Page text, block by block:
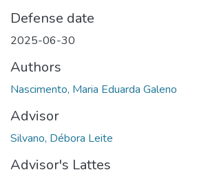
Defense date
2025-06-30
Authors
Nascimento, Maria Eduarda Galeno
Advisor
Silvano, Débora Leite
Advisor's Lattes